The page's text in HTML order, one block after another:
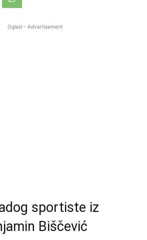
Oglasi - Advertisement
sportiste iz
Biščević